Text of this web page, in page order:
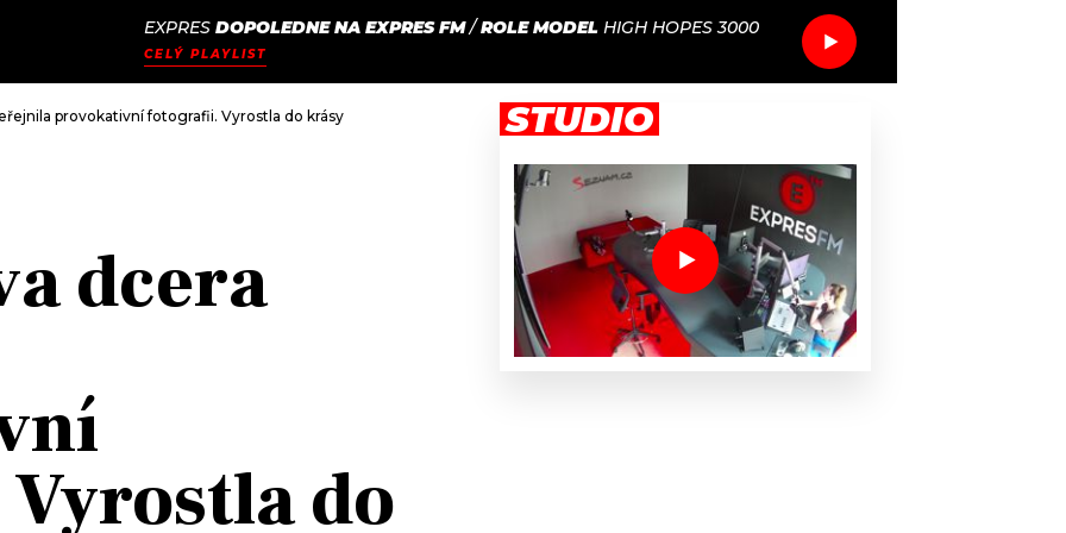
NALADIT
EXPRES DOPOLEDNE NA EXPRES FM/ROLE MODEL HIGH HOPES 3000
CELÝ PLAYLIST
provokativní fotografii. Vyrostla do krásy
dcera
do
STUDIO